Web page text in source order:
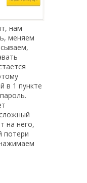
нам
меняем
в 1 пункте
на него,
потери